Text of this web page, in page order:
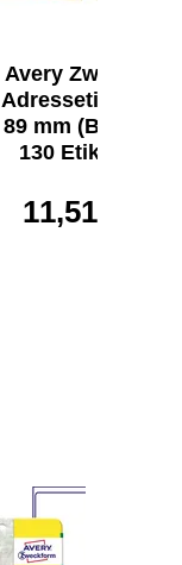
Avery Zweckform
Adressetikett 28 x
89 mm (B x H) 2 x
130 Etik./Pack.
11,51 €*